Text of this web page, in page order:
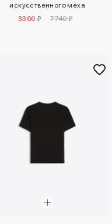
искусственного меха
3360 ₽
7740 ₽